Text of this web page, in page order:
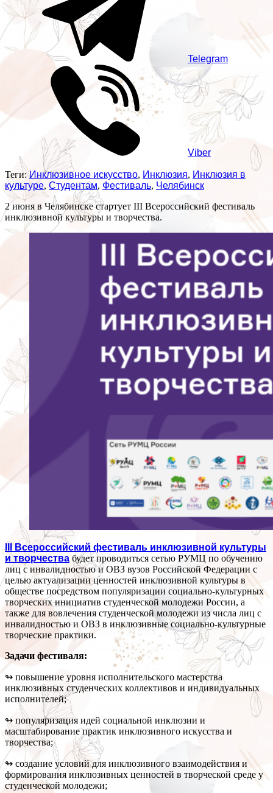
Telegram
Viber
Теги:Инклюзивное искусство, Инклюзия, Инклюзия в
культуре, Студентам, Фестиваль, Челябинск
2 июня в Челябинске стартует III Всероссийский фестиваль
инклюзивной культуры и творчества.
III Всероссийский фестиваль инклюзивной культуры
и творчества будет проводиться сетью РУМЦ по обучению
лиц с инвалидностью и ОВЗ вузов Российской Федерации с
целью актуализации ценностей инклюзивной культуры в
обществе посредством популяризации социально-культурных
творческих инициатив студенческой молодежи России, а
также для вовлечения студенческой молодежи из числа лиц с
инвалидностью и ОВЗ в инклюзивные социально-культурные
творческие практики.
Задачи фестиваля:
↬ повышение уровня исполнительского мастерства
инклюзивных студенческих коллективов и индивидуальных
исполнителей;
↬ популяризация идей социальной инклюзии и
масштабирование практик инклюзивного искусства и
творчества;
↬ создание условий для инклюзивного взаимодействия и
формирования инклюзивных ценностей в творческой среде у
студенческой молодежи;